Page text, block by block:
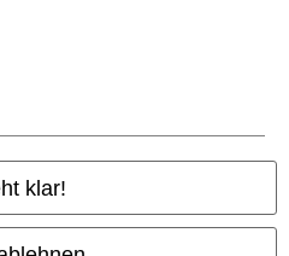
klar!
UVP59,99 €
39,99 €
Karte des Rumtreibers
Potter
Kurzes Kleid